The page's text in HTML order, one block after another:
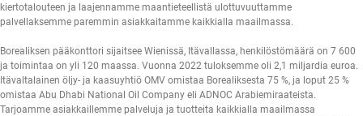
kiertotalouteen ja laajennamme maantieteellistä ulottuvuuttamme
palvellaksemme paremmin asiakkaitamme kaikkialla maailmassa.
Borealiksen pääkonttori sijaitsee Wienissä, Itävallassa, henkilöstömäärä on 7 600
ja toimintaa on yli 120 maassa. Vuonna 2022 tuloksemme oli 2,1 miljardia euroa.
Itävaltalainen öljy- ja kaasuyhtiö OMV omistaa Borealiksesta 75 %, ja loput 25 %
omistaa Abu Dhabi National Oil Company eli ADNOC Arabiemiraateista.
Tarjoamme asiakkaillemme palveluja ja tuotteita kaikkialla maailmassa